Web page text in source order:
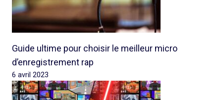
Guide ultime pour choisir le meilleur micro
d’enregistrement rap
6 avril 2023